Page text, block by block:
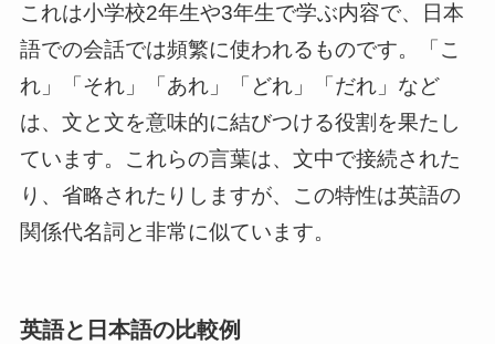
これは小学校2年生や3年生で学ぶ内容で、日本
語での会話では頻繁に使われるものです。「こ
れ」「それ」「あれ」「どれ」「だれ」など
は、文と文を意味的に結びつける役割を果たし
ています。これらの言葉は、文中で接続された
り、省略されたりしますが、この特性は英語の
関係代名詞と非常に似ています。
英語と日本語の比較例